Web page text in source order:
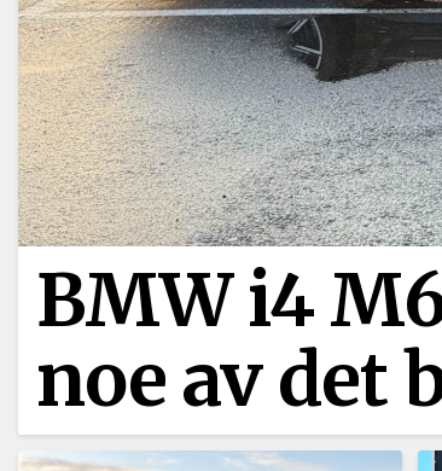
BMW i4
noe av det